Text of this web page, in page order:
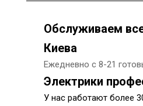
Обслуживаем
Киева
Ежедневно с 8-21
Электрики
У нас работают более